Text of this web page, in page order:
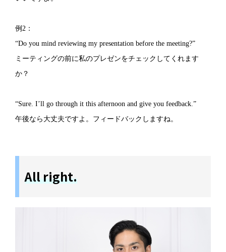
例2：
“Do you mind reviewing my presentation before the meeting?”
ミーティングの前に私のプレゼンをチェックしてくれます
か？
“Sure. I’ll go through it this afternoon and give you feedback.”
午後なら大丈夫ですよ。フィードバックしますね。
All right.